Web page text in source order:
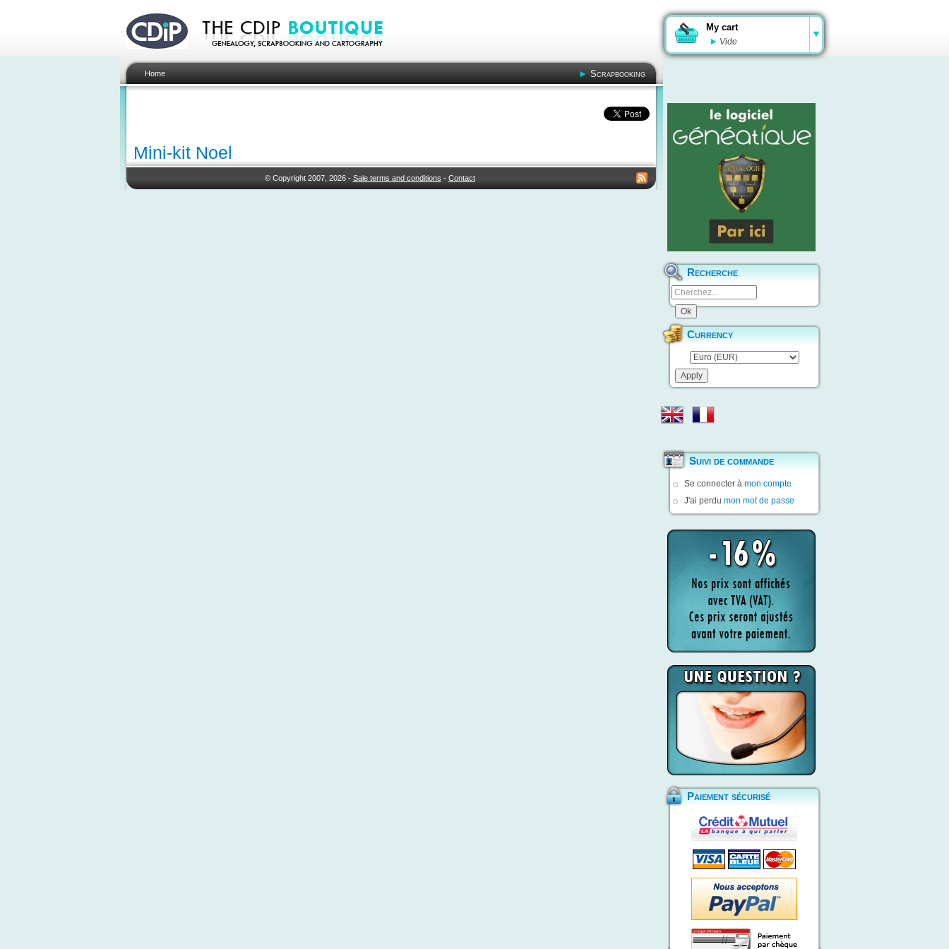
My cart
Vide
Home Scrapbooking
Mini-kit Noel
© Copyright 2007, 2026 - Sale terms and conditions - Contact
Recherche
Currency
Suivi de commande
Se connecter à mon compte
J'ai perdu mon mot de passe
Paiement sécurisé